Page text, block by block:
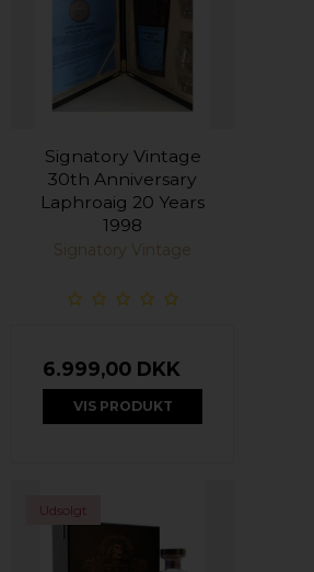
Signatory Vintage
30th Anniversary
Laphroaig 20 Years
1998
Signatory Vintage
6.999,00 DKK
VIS PRODUKT
Udsolgt